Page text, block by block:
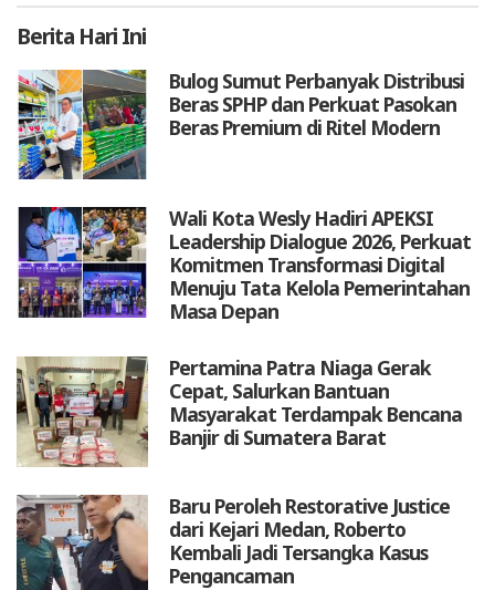
Berita Hari Ini
Bulog Sumut Perbanyak Distribusi
Beras SPHP dan Perkuat Pasokan
Beras Premium di Ritel Modern
Wali Kota Wesly Hadiri APEKSI
Leadership Dialogue 2026, Perkuat
Komitmen Transformasi Digital
Menuju Tata Kelola Pemerintahan
Masa Depan
Pertamina Patra Niaga Gerak
Cepat, Salurkan Bantuan
Masyarakat Terdampak Bencana
Banjir di Sumatera Barat
Baru Peroleh Restorative Justice
dari Kejari Medan, Roberto
Kembali Jadi Tersangka Kasus
Pengancaman